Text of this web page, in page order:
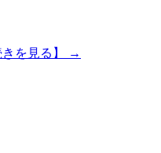
きを見る】 →